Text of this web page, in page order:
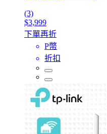
(3)
$3,999
下單再折
P幣
折扣